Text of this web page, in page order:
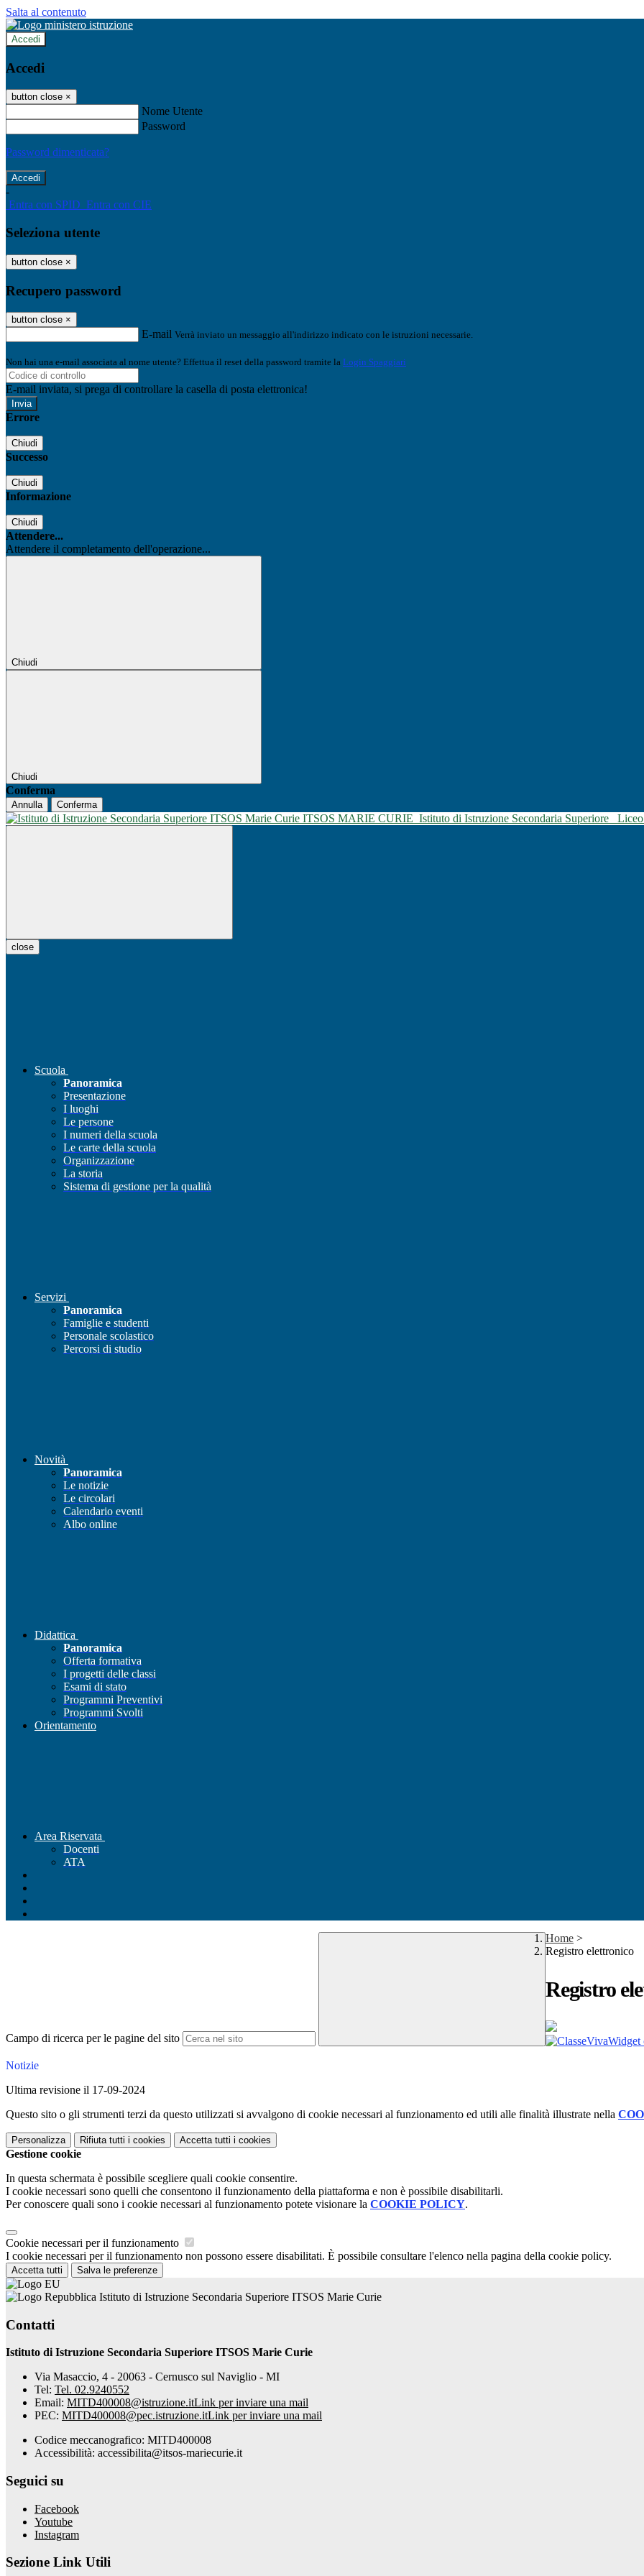
Salta al contenuto
Accedi
Accedi
button close ×
Nome Utente
Password
Password dimenticata?
-
Entra con SPID Entra con CIE
Seleziona utente
button close ×
Recupero password
button close ×
E-mail Verrà inviato un messaggio all'indirizzo indicato con le istruzioni necessarie.
Non hai una e-mail associata al nome utente? Effettua il reset della password tramite la Login Spaggiari
E-mail inviata, si prega di controllare la casella di posta elettronica!
Errore
Chiudi
Successo
Chiudi
Informazione
Chiudi
Attendere...
Attendere il completamento dell'operazione...
Chiudi
Chiudi
Conferma
Annulla Conferma
ITSOS MARIE CURIE Istituto di Istruzione Secondaria Superiore
close
Scuola
Panoramica
Presentazione
I luoghi
Le persone
I numeri della scuola
Le carte della scuola
Organizzazione
La storia
Sistema di gestione per la qualità
Servizi
Panoramica
Famiglie e studenti
Personale scolastico
Percorsi di studio
Novità
Panoramica
Le notizie
Le circolari
Calendario eventi
Albo online
Didattica
Panoramica
Offerta formativa
I progetti delle classi
Esami di stato
Programmi Preventivi
Programmi Svolti
Orientamento
Area Riservata
Docenti
ATA
Campo di ricerca per le pagine del sito
Home >
Registro elettronico
Registro
Widget
Notizie
Ultima revisione il 17-09-2024
Questo sito o gli strumenti terzi da questo utilizzati si avvalgono di cookie necessari al funzionamento ed utili alle finalità illustrate nella
Personalizza Rifiuta tutti i cookies Accetta tutti i cookies
Gestione cookie
In questa schermata è possibile scegliere quali cookie consentire.
I cookie necessari sono quelli che consentono il funzionamento della piattaforma e non è possibile disabilitarli.
Per conoscere quali sono i cookie necessari al funzionamento potete visionare la COOKIE POLICY.
Cookie necessari per il funzionamento
I cookie necessari per il funzionamento non possono essere disabilitati. È possibile consultare l'elenco nella pagina della cookie policy.
Accetta tutti Salva le preferenze
Istituto di Istruzione Secondaria Superiore ITSOS Marie Curie
Contatti
Istituto di Istruzione Secondaria Superiore ITSOS Marie Curie
Via Masaccio, 4 - 20063 - Cernusco sul Naviglio - MI
Tel: Tel. 02.9240552
Email: MITD400008@istruzione.itLink per inviare una mail
PEC: MITD400008@pec.istruzione.itLink per inviare una mail
Codice meccanografico: MITD400008
Accessibilità: accessibilita@itsos-mariecurie.it
Seguici su
Facebook
Youtube
Instagram
Sezione Link Utili